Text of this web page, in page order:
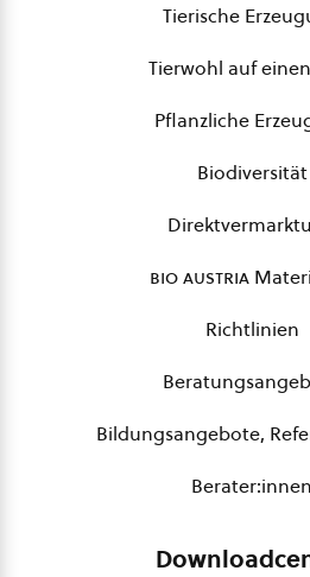
Tierische
Tierwohl auf
Pflanzliche
Biodiversität
bio austria
Richtlinien
Bildungsangebote,
Berater:innen